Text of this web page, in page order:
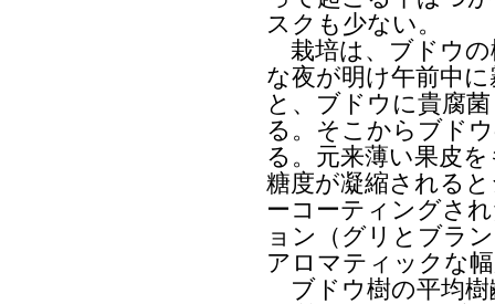
スクも少ない。
栽培は、ブドウの
な夜が明け午前中
と、ブドウに貴腐
る。そこからブド
る。元来薄い果皮
糖度が凝縮される
ーコーティングさ
ョン（グリとブラ
アロマティックな
ブドウ樹の平均樹